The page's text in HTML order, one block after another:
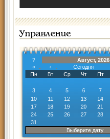
Управление
?
Август, 2026
«
‹ Сегодня
Пн
Вт Ср Чт Пт
3
4 5 6 7
10
11 12 13 14
17
18 19 20 21
24
25 26 27 28
31
Выберите дату